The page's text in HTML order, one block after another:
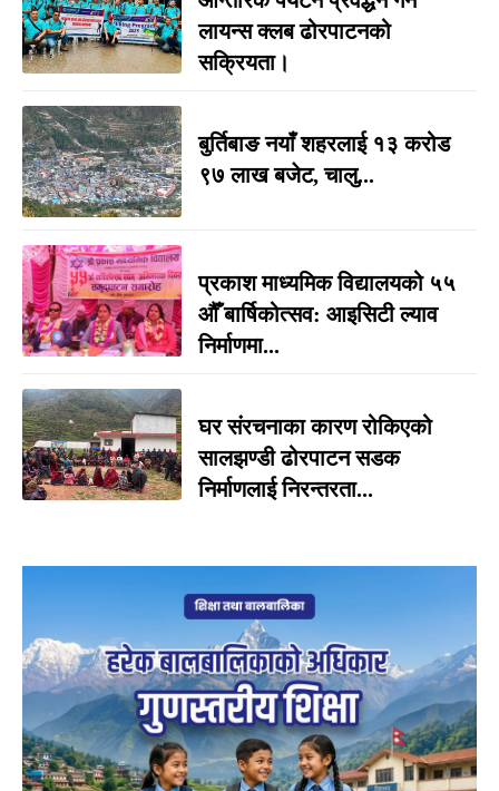
लायन्स क्लब ढोरपाटनको
सक्रियता।
बुर्तिबाङ नयाँ शहरलाई १३ करोड
९७ लाख बजेट, चालु...
प्रकाश माध्यमिक विद्यालयको ५५
औँ बार्षिकोत्सव: आइसिटी ल्याव
निर्माणमा...
घर संरचनाका कारण रोकिएको
सालझण्डी ढोरपाटन सडक
निर्माणलाई निरन्तरता...